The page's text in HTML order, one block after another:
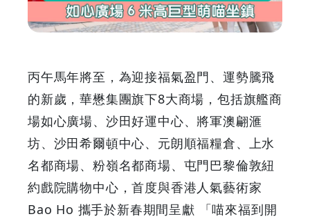
Bao
Ho「喵
丙午馬年將至，為迎接福氣盈門、運勢騰飛
的新歲，華懋集團旗下8大商場，包括旗艦商
場如心廣場、沙田好運中心、將軍澳翩滙
坊、沙田希爾頓中心、元朗順福糧倉、上水
名都商場、粉嶺名都商場、屯門巴黎倫敦紐
約戲院購物中心，首度與香港人氣藝術家
Bao Ho 攜手於新春期間呈獻 「喵來福到開